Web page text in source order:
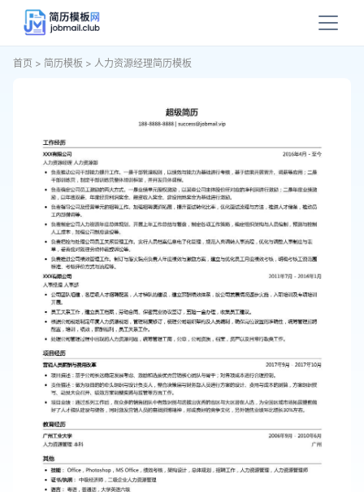
首页 > 简历模板 > 人力资源经理简历模板